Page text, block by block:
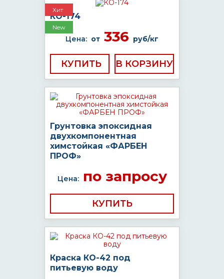
Хит
New
КО-174
Цена: от 336 руб/кг
КУПИТЬ
Грунтовка эпоксидная
двухкомпонентная
химстойкая «ФАРБЕН
ПРОФ»
Цена:по запросу
КУПИТЬ
Краска КО-42 под
питьевую воду